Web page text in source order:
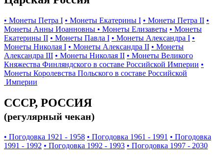
• Монеты Петра I • Монеты Екатерины I • Монеты Петра II •
Монеты Анны Иоанновны • Монеты Елизаветы • Монеты
Екатерины II • Монеты Павла I • Монеты Александра I •
Монеты Николая I • Монеты Александра II • Монеты
Александра III • Монеты Николая II • Монеты Великого
Княжества Финляндского в составе Российской Империи •
Монеты Королевства Польского в составе Российской
Империи
СССР, РОССИЯ
(регулярный чекан)
• Погодовка 1921 - 1958 • Погодовка 1961 - 1991 • Погодовка
1991 - 1992 • Погодовка 1992 - 1993 • Погодовка 1997 - 2030